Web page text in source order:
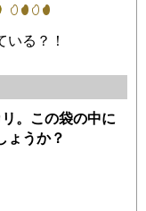
る？！
。この袋の中に
ょうか？